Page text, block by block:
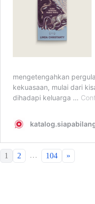
1 2 … 104 »